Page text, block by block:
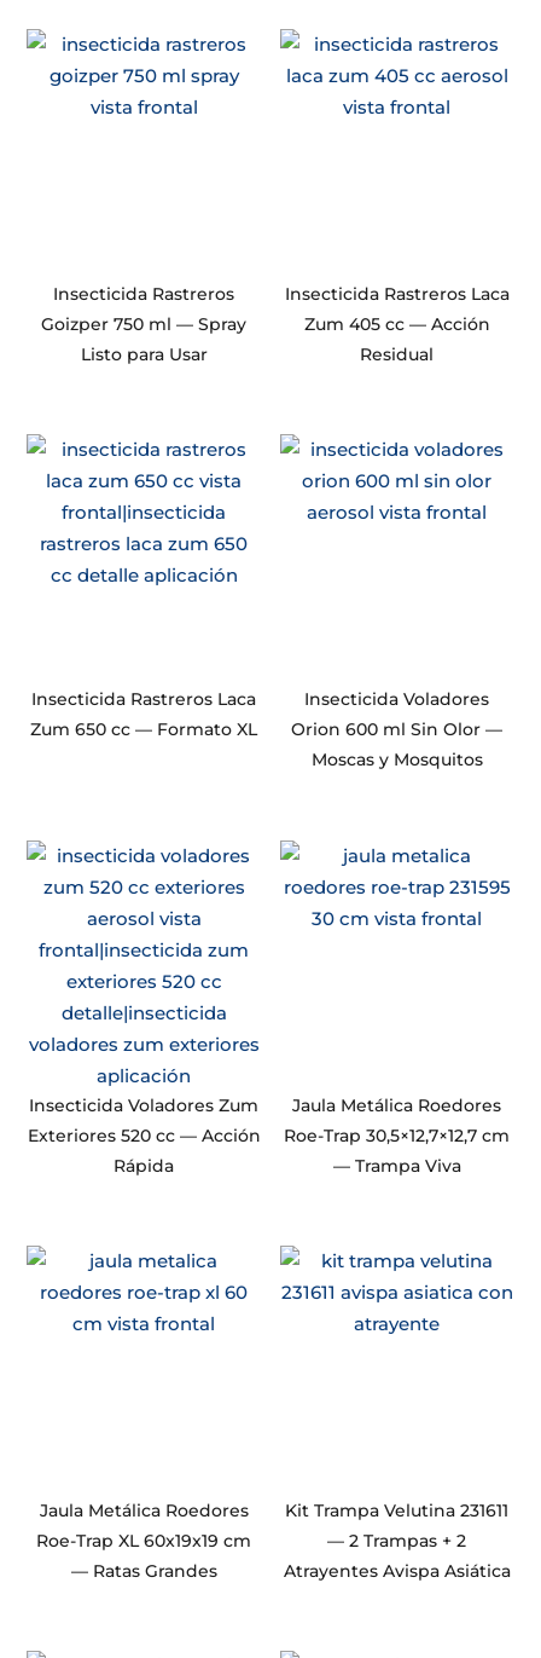
Insecticida Rastreros
Goizper 750 ml — Spray
Listo para Usar
Insecticida Rastreros Laca
Zum 405 cc — Acción
Residual
Insecticida Rastreros Laca
Zum 650 cc — Formato XL
Insecticida Voladores
Orion 600 ml Sin Olor —
Moscas y Mosquitos
Insecticida Voladores Zum
Exteriores 520 cc — Acción
Rápida
Jaula Metálica Roedores
Roe-Trap 30,5×12,7×12,7 cm
— Trampa Viva
Jaula Metálica Roedores
Roe-Trap XL 60x19x19 cm
— Ratas Grandes
Kit Trampa Velutina 231611
— 2 Trampas + 2
Atrayentes Avispa Asiática